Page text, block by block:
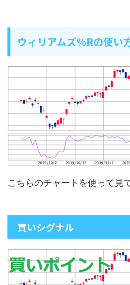
ウィリアムズ％Rの使い
こちらのチャートを使って見
買いシグナル